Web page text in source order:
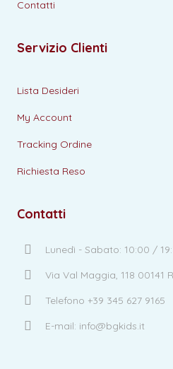
Contatti
Servizio Clienti
Lista Desideri
My Account
Tracking Ordine
Richiesta Reso
Contatti
Lunedì - Sabato: 10:00 /
Via Val Maggia, 118 00141
Telefono +39 345 627 9165
E-mail: info@bgkids.it